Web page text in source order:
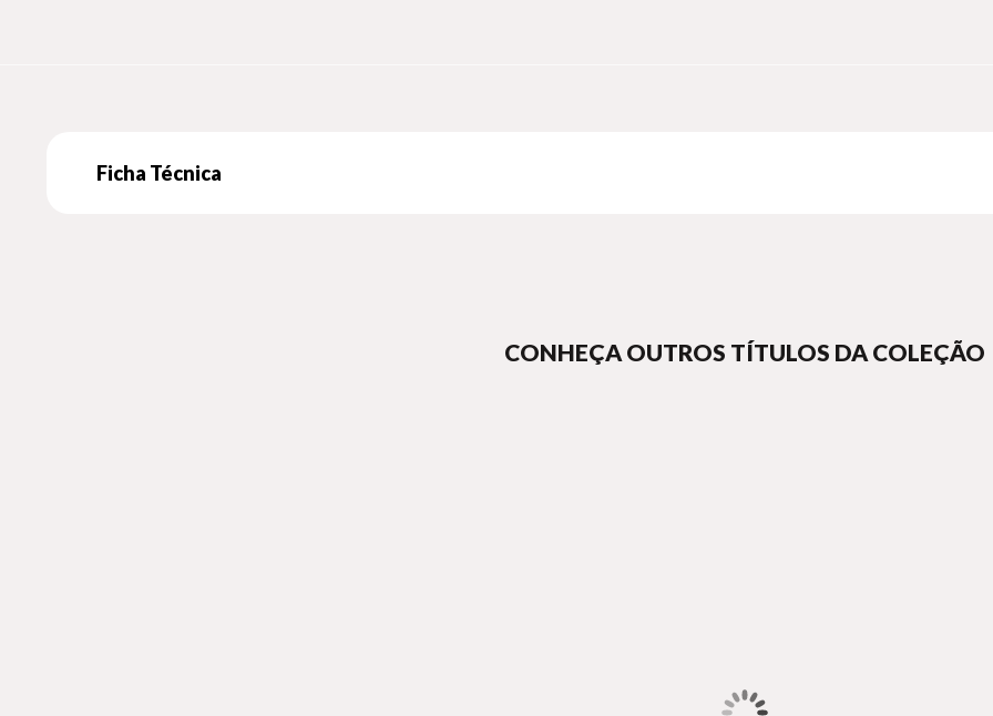
Ficha Técnica
CONHEÇA OUTROS TÍTULOS DA COLEÇÃO